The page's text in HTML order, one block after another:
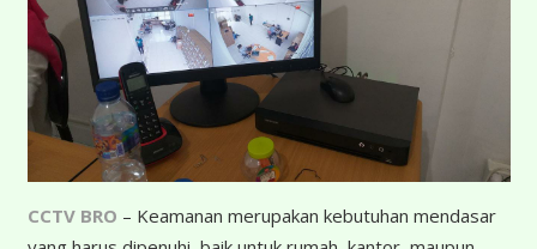
CCTV BRO – Keamanan merupakan kebutuhan mendasar